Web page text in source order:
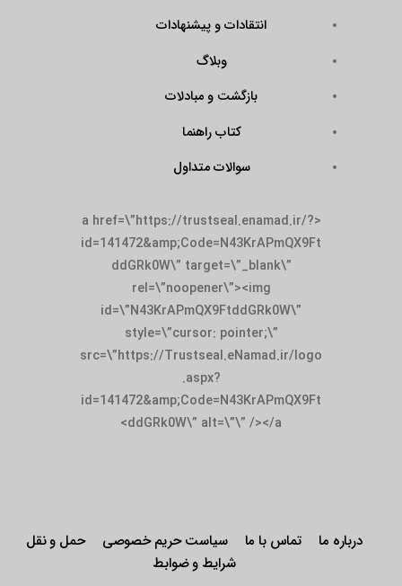
انتقادات و پیشنهادات
وبلاگ
بازگشت و مبادلات
کتاب راهنما
سوالات متداول
<a href=\”https://trustseal.enamad.ir/?
id=141472&amp;Code=N43KrAPmQX9Ft
ddGRk0W\” target=\”_blank\”
rel=\”noopener\”><img
id=\”N43KrAPmQX9FtddGRk0W\”
style=\”cursor: pointer;\”
src=\”https://Trustseal.eNamad.ir/logo
.aspx?
id=141472&amp;Code=N43KrAPmQX9Ft
ddGRk0W\” alt=\”\” /></a>
درباره ما تماس با ما سیاست حریم خصوصی
حمل و نقل
شرایط و ضوابط